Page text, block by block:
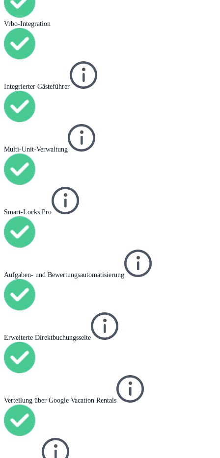
Vrbo-Integration
Integrierter Gästeführer
Multi-Unit-Verwaltung
Smart-Locks Pro
Aufgaben- und Bewertungsautomatisierung
Erweiterte Direktbuchungsseite
Verteilung über Google Vacation Rentals